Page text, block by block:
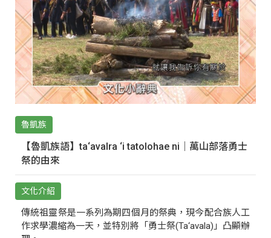
魯凱族
【魯凱族語】ta‘avalra ‘i tatolohae ni｜萬山部落勇士
祭的由來
文化介紹
傳統祖靈祭是一系列為期四個月的祭典，現今配合族人工
作求學濃縮為一天，並特別將「勇士祭(Ta‘avala)」凸顯辦